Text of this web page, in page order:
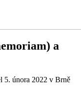
a
5. února 2022 v Brně